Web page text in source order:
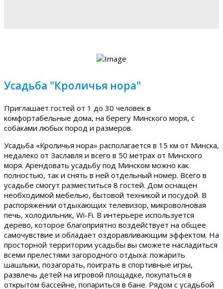
Усадьба "Кроличья нора"
Приглашает гостей от 1 до 30 человек в
комфортабельные дома, на берегу Минского моря, с
собаками любых пород и размеров.
Усадьба «Кроличья нора» располагается в 15 км от Минска,
недалеко от Заславля и всего в 50 метрах от Минского
моря. Арендовать усадьбу под Минском можно как
полностью, так и снять в ней отдельный номер. Всего в
усадьбе смогут разместиться 8 гостей. Дом оснащен
необходимой мебелью, бытовой техникой и посудой. В
распоряжении отдыхающих телевизор, микроволновая
печь, холодильник, Wi-Fi. В интерьере используется
дерево, которое благоприятно воздействует на общее
самочувствие и обладает оздоравливающим эффектом. На
просторной территории усадьбы вы сможете насладиться
всеми прелестями загородного отдыха: пожарить
шашлыки, позагорать, поиграть в спортивные игры,
развлечь детей на игровой площадке, покупаться в
открытом бассейне, попариться в бане. Рядом с усадьбой